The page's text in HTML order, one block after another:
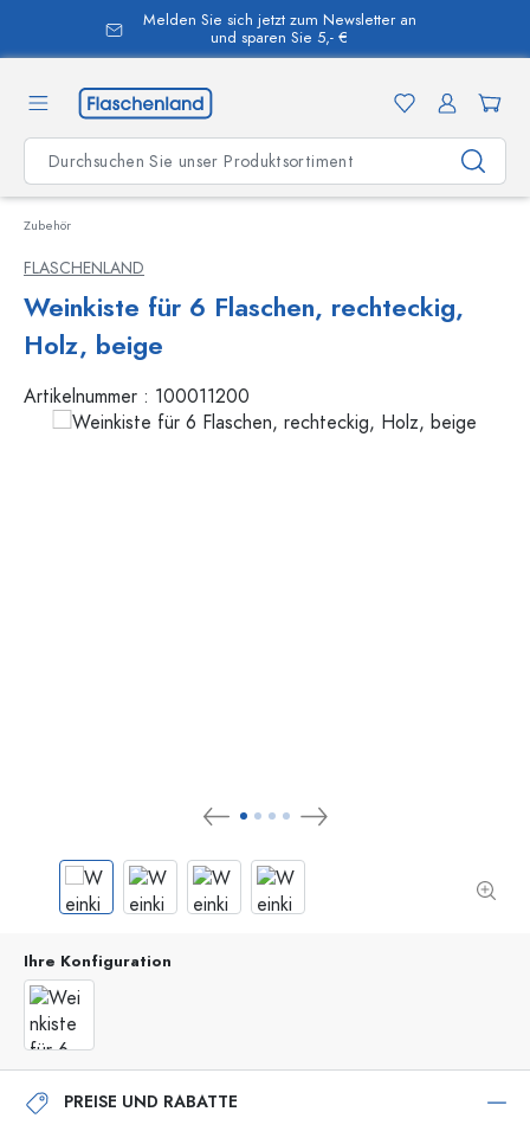
springen
Melden Sie sich jetzt zum Newsletter an
und sparen Sie 5,- €
Zubehör
FLASCHENLAND
Weinkiste für 6 Flaschen, rechteckig,
Holz, beige
Artikelnummer : 100011200
Ihre Konfiguration
PREISE UND RABATTE